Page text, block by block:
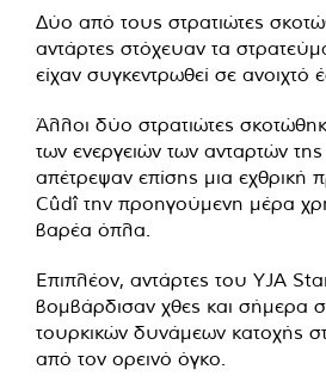
Δύο από τους στρατιώτες
αντάρτες στόχευαν τα
είχαν συγκεντρωθεί σε ανοιχτό
Άλλοι δύο στρατιώτες
των ενεργειών των ανταρτών
απέτρεψαν επίσης μια εχθρική
Cûdî την προηγούμενη μέρα
βαρέα όπλα.
Επιπλέον, αντάρτες του YJA
βομβάρδισαν χθες και σήμερα
τουρκικών δυνάμεων κατοχής
από τον ορεινό όγκο.